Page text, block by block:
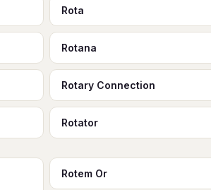
Rota
Rotana
Rotary Connection
Rotator
Rotem Or